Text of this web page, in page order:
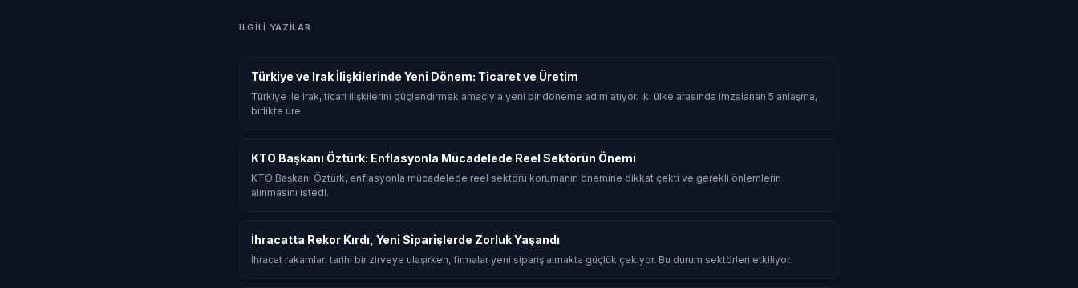
ILGILI YAZILAR
Türkiye ve Irak İlişkilerinde Yeni Dönem: Ticaret ve Üretim
Türkiye ile Irak, ticari ilişkilerini güçlendirmek amacıyla yeni bir döneme adım atıyor. İki ülke arasında imzalanan 5 anlaşma,
birlikte üre
KTO Başkanı Öztürk: Enflasyonla Mücadelede Reel Sektörün Önemi
KTO Başkanı Öztürk, enflasyonla mücadelede reel sektörü korumanın önemine dikkat çekti ve gerekli önlemlerin
alınmasını istedi.
İhracatta Rekor Kırdı, Yeni Siparişlerde Zorluk Yaşandı
İhracat rakamları tarihi bir zirveye ulaşırken, firmalar yeni sipariş almakta güçlük çekiyor. Bu durum sektörleri etkiliyor.